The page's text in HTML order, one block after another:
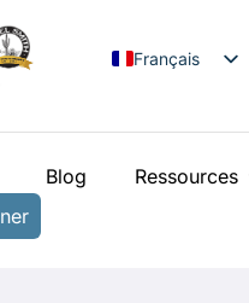
Français
日本語
Italiano
Blog Ressources